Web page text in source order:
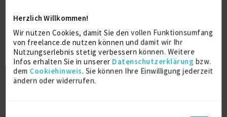
Herzlich Willkommen!
Wir nutzen Cookies, damit Sie den vollen Funktionsumfang
von freelance.de nutzen können und damit wir Ihr
Nutzungserlebnis stetig verbessern können. Weitere
Infos erhalten Sie in unserer Datenschutzerklärung bzw.
dem Cookiehinweis. Sie können Ihre Einwilligung jederzeit
ändern oder widerrufen.
Adobe Creative Cloud
33 J.
Android Entwicklung
33 J. C
33 J.
iOS Entwicklung
33 J. Python 33 J.
Verfügbarkeit einsehen